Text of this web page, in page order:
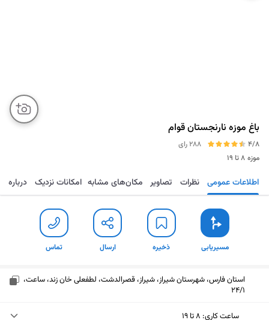
باغ موزه نارنجستان قوام
4/8
288 رای
موزه ۸ تا ۱۹
مسیریابی ذخیره ارسال تماس اطلاعات عمومی نظرات تصاویر مکان‌های مشابه امکانات نزدیک درباره
مسیریابی ذخیره ارسال تماس
استان فارس، شهرستان شیراز، شیراز، قصرالدشت، لطفعلی خان زند، ساعت،
24/1
ساعت کاری: ۸ تا ۱۹